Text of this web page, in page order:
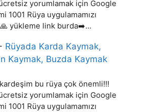
ücretsiz yorumlamak için Google
1001 Rüya uygulamamızı
yükleme link burda➡️…
Rüyada Karda Kaymak,
Kaymak, Buzda Kaymak
bu rüya çok önemli!!!
ücretsiz yorumlamak için Google
1001 Rüya uygulamamızı